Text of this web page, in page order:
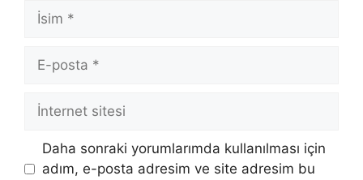
İsim
posta
İnternet
Daha sonraki yorumlarımda kullanılması için
adım, e-posta adresim ve site adresim bu